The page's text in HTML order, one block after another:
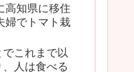
高知県に移住
婦でトマト栽
これまで以
、人は食べる